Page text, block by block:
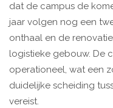
dat de campus de
jaar volgen nog een
onthaal en de
logistieke gebouw. De
operationeel, wat een
duidelijke scheiding
vereist.